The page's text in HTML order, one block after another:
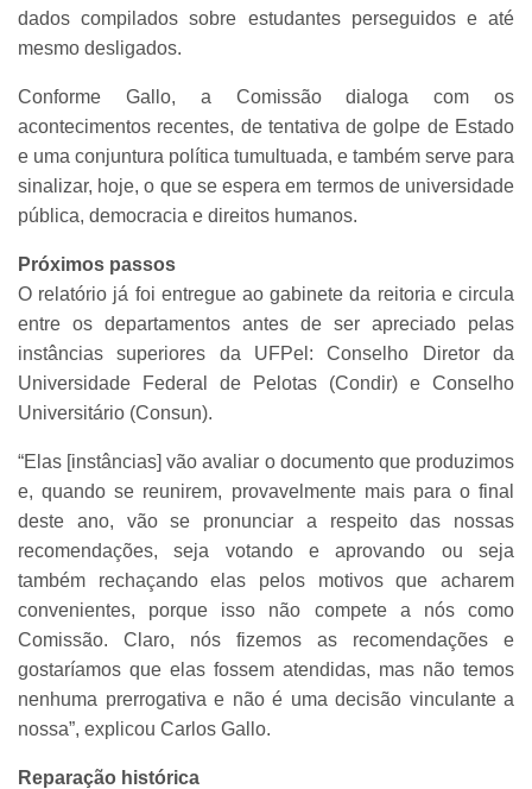
dados compilados sobre estudantes perseguidos e até
mesmo desligados.
Conforme Gallo, a Comissão dialoga com os
acontecimentos recentes, de tentativa de golpe de Estado
e uma conjuntura política tumultuada, e também serve para
sinalizar, hoje, o que se espera em termos de universidade
pública, democracia e direitos humanos.
Próximos passos
O relatório já foi entregue ao gabinete da reitoria e circula
entre os departamentos antes de ser apreciado pelas
instâncias superiores da UFPel: Conselho Diretor da
Universidade Federal de Pelotas (Condir) e Conselho
Universitário (Consun).
“Elas [instâncias] vão avaliar o documento que produzimos
e, quando se reunirem, provavelmente mais para o final
deste ano, vão se pronunciar a respeito das nossas
recomendações, seja votando e aprovando ou seja
também rechaçando elas pelos motivos que acharem
convenientes, porque isso não compete a nós como
Comissão. Claro, nós fizemos as recomendações e
gostaríamos que elas fossem atendidas, mas não temos
nenhuma prerrogativa e não é uma decisão vinculante a
nossa”, explicou Carlos Gallo.
Reparação histórica